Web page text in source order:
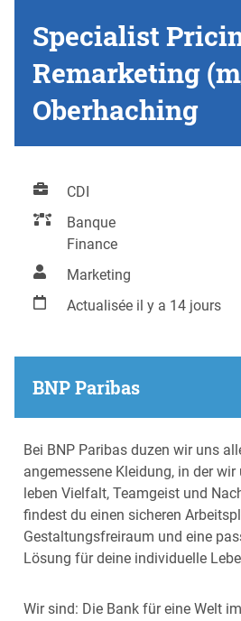
Specialist
Remarketing
Oberhaching
CDI
Banque
Finance
Marketing
Actualisée il y a 14 jours
BNP Paribas
Bei BNP Paribas duzen wir uns
angemessene Kleidung, in der
leben Vielfalt, Teamgeist und
findest du einen sicheren
Gestaltungsfreiraum und eine
Lösung für deine individuelle
Wir sind: Die Bank für eine Welt